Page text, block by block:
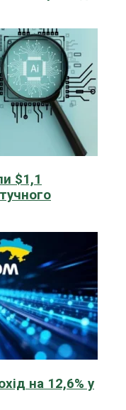
$1,1
на 12,6% у